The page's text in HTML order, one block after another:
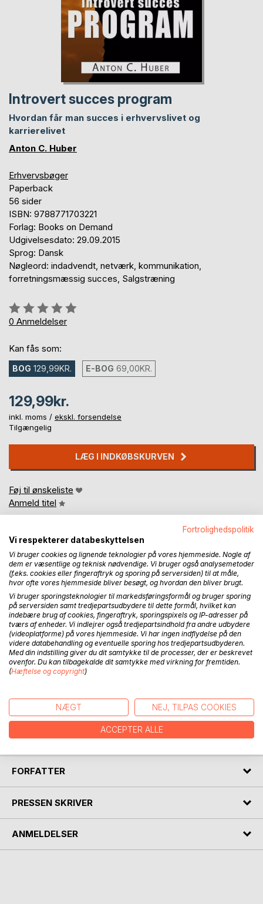
Introvert succes program
Hvordan får man succes i erhvervslivet og
karrierelivet
Anton C. Huber
Erhvervsbøger
Paperback
56 sider
ISBN: 9788771703221
Forlag: Books on Demand
Udgivelsesdato: 29.09.2015
Sprog: Dansk
Nøgleord: indadvendt, netværk, kommunikation,
forretningsmæssig succes, Salgstræning
Anmeldelse::
0%
0 Anmeldelser
Kan fås som:
BOG 129,99KR. E-BOG 69,00KR.
129,99kr.
inkl. moms / ekskl. forsendelse
Tilgængelig
LÆG I INDKØBSKURVEN
Føj til ønskeliste
Anmeld titel
BESKRIVELSE
Indadvendte personer ses normalt som mindre udøvende
og succes. Kontrasteres af udadvendte maker typer, de er
ofte kun et andet valg i erhvervslivet og karriere. De er
forsømt og ikke engang bemærket. Men dette er ikke
berettiget: Nogle af de mest succesfulde ledere er
Lær, hvordan du som indadvendt person kan høste den
succes, du fortjener. Brug dine styrker og nå dine
forretningsmæssige og karrieremål!
FORFATTER
PRESSEN SKRIVER
ANMELDELSER
Fortrolighedspolitik
Vi respekterer databeskyttelsen
Vi bruger cookies og lignende teknologier på vores hjemmeside. Nogle af
dem er væsentlige og teknisk nødvendige. Vi bruger også analysemetoder
(f.eks. cookies eller fingeraftryk og sporing på serversiden) til at måle,
hvor ofte vores hjemmeside bliver besøgt, og hvordan den bliver brugt.
Vi bruger sporingsteknologier til markedsføringsformål og bruger sporing
på serversiden samt tredjepartsudbydere til dette formål, hvilket kan
indebære brug af cookies, fingeraftryk, sporingspixels og IP-adresser på
tværs af enheder. Vi indlejrer også tredjepartsindhold fra andre udbydere
(videoplatforme) på vores hjemmeside. Vi har ingen indflydelse på den
videre databehandling og eventuelle sporing hos tredjepartsudbyderen.
Med din indstilling giver du dit samtykke til de processer, der er beskrevet
ovenfor. Du kan tilbagekalde dit samtykke med virkning for fremtiden.
(Hæftelse og copyright)
NÆGT NEJ, TILPAS COOKIES
ACCEPTER ALLE